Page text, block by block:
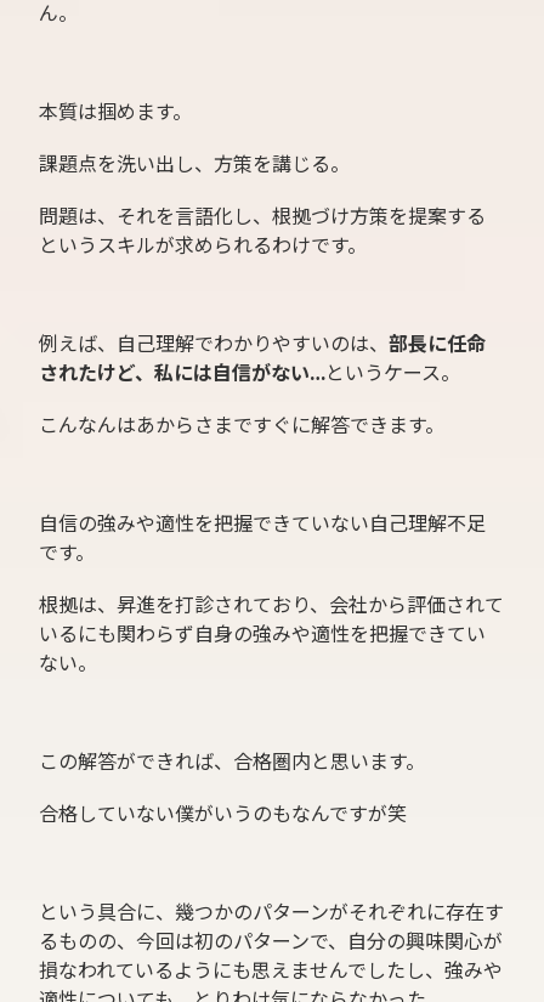
ん。
本質は掴めます。
課題点を洗い出し、方策を講じる。
問題は、それを言語化し、根拠づけ方策を提案する
というスキルが求められるわけです。
例えば、自己理解でわかりやすいのは、部長に任命
されたけど、私には自信がない…というケース。
こんなんはあからさまですぐに解答できます。
自信の強みや適性を把握できていない自己理解不足
です。
根拠は、昇進を打診されており、会社から評価されて
いるにも関わらず自身の強みや適性を把握できてい
ない。
この解答ができれば、合格圏内と思います。
合格していない僕がいうのもなんですが笑
という具合に、幾つかのパターンがそれぞれに存在す
るものの、今回は初のパターンで、自分の興味関心が
損なわれているようにも思えませんでしたし、強みや